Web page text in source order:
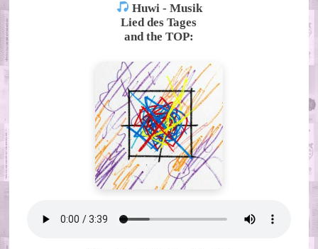
Huwi - Musik
Lied des Tages
and the TOP: